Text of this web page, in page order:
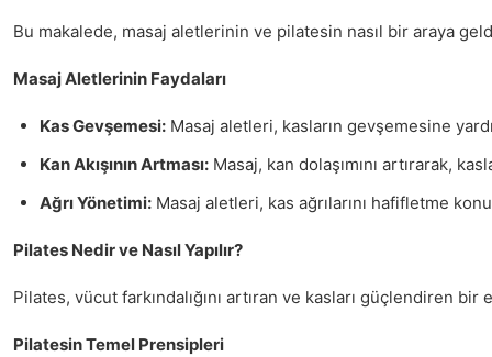
Bu makalede, masaj aletlerinin ve pilatesin nasıl bir araya
Masaj Aletlerinin Faydaları
Kas Gevşemesi: Masaj aletleri, kasların gevşemesine
Kan Akışının Artması: Masaj, kan dolaşımını artırarak,
Ağrı Yönetimi: Masaj aletleri, kas ağrılarını hafifletme
Pilates Nedir ve Nasıl Yapılır?
Pilates, vücut farkındalığını artıran ve kasları güçlendiren
Pilatesin Temel Prensipleri